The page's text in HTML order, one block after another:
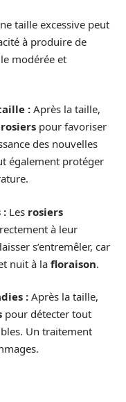
taille excessive peut
à produire de
modérée et
: Après la taille,
rosiers pour favoriser
des nouvelles
également protéger
: Les rosiers
à leur
s’entremêler, car
nuit à la floraison.
: Après la taille,
pour détecter tout
Un traitement